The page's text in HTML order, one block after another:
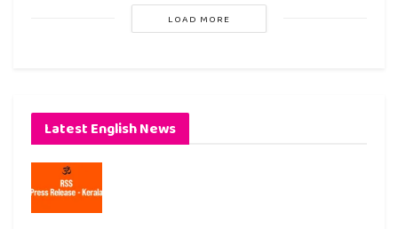
LOAD MORE
Latest English News